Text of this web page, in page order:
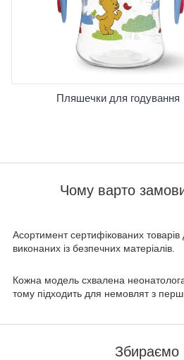
Пляшечки для годування
Чому варто
Асортимент сертифікованих
виконаних із безпечних матеріалів.
Кожна модель схвалена
тому підходить для немовлят з
Збираємо